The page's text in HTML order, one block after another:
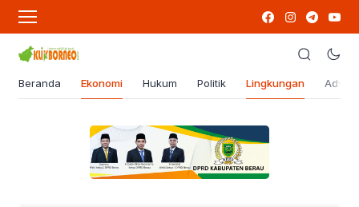
Beranda Ekonomi Hukum Politik Lingkungan